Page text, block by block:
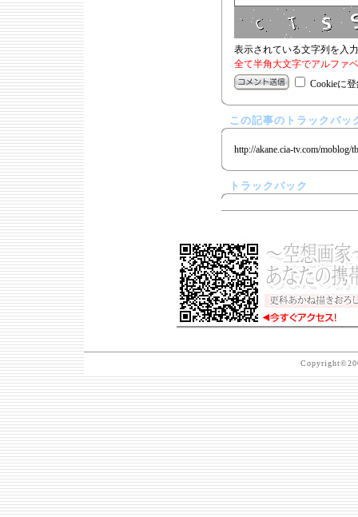
表示されている文字列を入
全て半角大文字でアルファ
Cookieに
この記事のトラックバッ
http://akane.cia-tv.com/moblog/
トラックバック